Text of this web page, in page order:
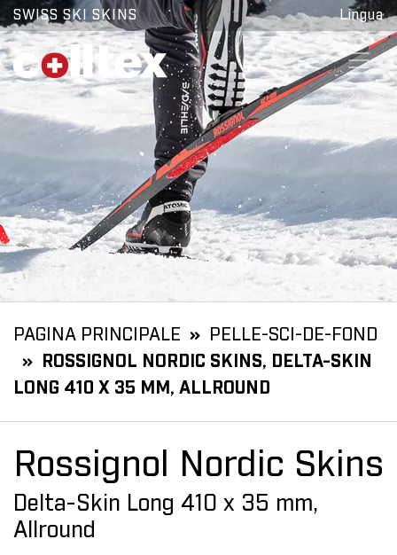
SWISS SKI SKINS Lingua
PAGINA PRINCIPALE
PELLE-SCI-DE-FOND
ROSSIGNOL NORDIC SKINS, DELTA-SKIN
LONG 410 X 35 MM, ALLROUND
Rossignol Nordic Skins
Delta-Skin Long 410 x 35 mm,
Allround